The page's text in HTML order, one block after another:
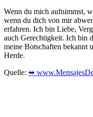
Wenn du mich aufnimmst,
wenn du dich von mir
erfahren. Ich bin Liebe,
auch Gerechtigkeit. Ich bin
meine Botschaften bekannt
Herde.
Quelle: ➥